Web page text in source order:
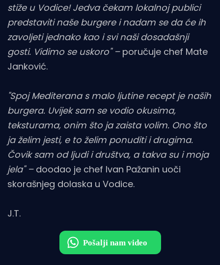
stiže u Vodice! Jedva čekam lokalnoj publici
predstaviti naše burgere i nadam se da će ih
zavoljeti jednako kao i svi naši dosadašnji
gosti. Vidimo se uskoro" –poručuje chef Mate
Janković.
"Spoj Mediterana s malo ljutine recept je naših
burgera. Uvijek sam se vodio okusima,
teksturama, onim što ja zaista volim. Ono što
ja želim jesti, e to želim ponuditi i drugima.
Čovik sam od ljudi i društva, a takva su i moja
jela" –doodao je chef Ivan Pažanin uoči
skorašnjeg dolaska u Vodice.
J.T.